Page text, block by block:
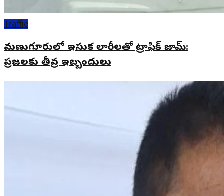
Traffic
మణుగూరులో ఇసుక లారీలతో ట్రాఫిక్ జామ్:
ప్రజలకు తీవ్ర ఇబ్బందులు